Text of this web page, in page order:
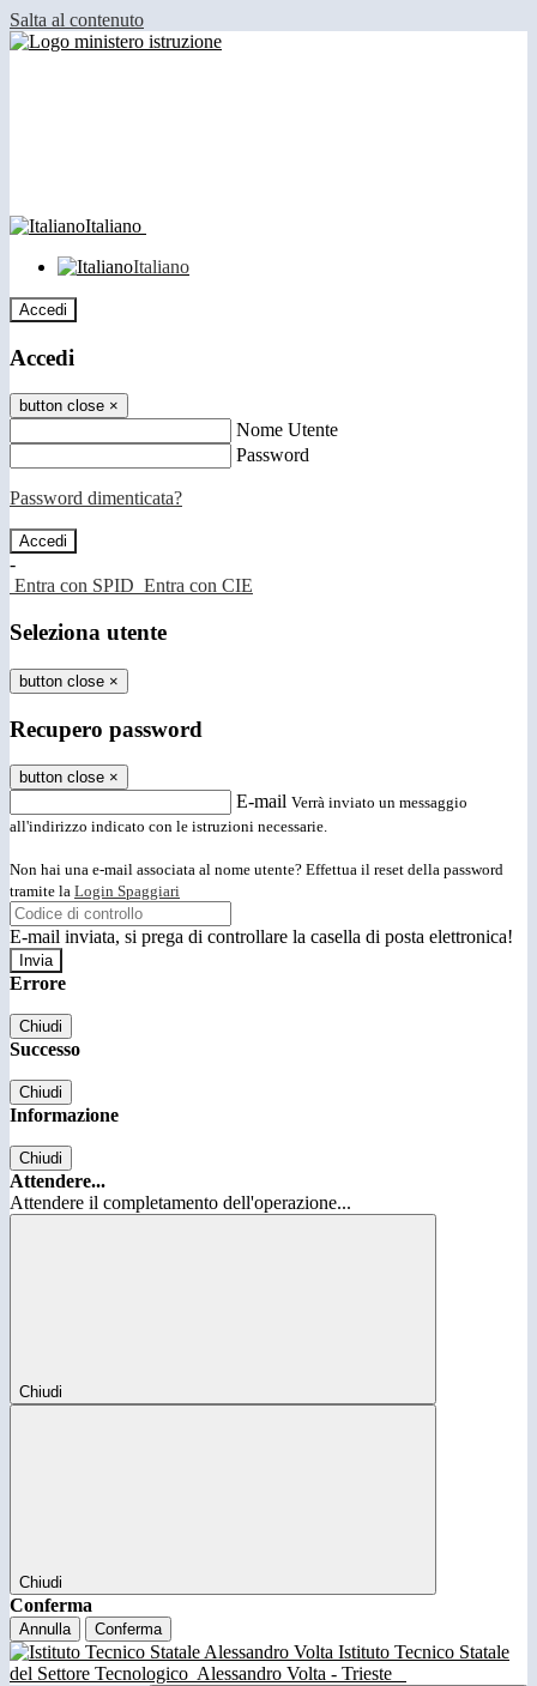
Salta al contenuto
Italiano
Italiano
Accedi
Accedi
button close ×
Nome Utente
Password
Password dimenticata?
-
Entra con SPID Entra con CIE
Seleziona utente
button close ×
Recupero password
button close ×
E-mail Verrà inviato un messaggio
all'indirizzo indicato con le istruzioni necessarie.
Non hai una e-mail associata al nome utente? Effettua il reset della password
tramite la Login Spaggiari
E-mail inviata, si prega di controllare la casella di posta elettronica!
Errore
Chiudi
Successo
Chiudi
Informazione
Chiudi
Attendere...
Attendere il completamento dell'operazione...
Chiudi
Chiudi
Conferma
Annulla Conferma
Istituto Tecnico Statale
del Settore Tecnologico Alessandro Volta - Trieste